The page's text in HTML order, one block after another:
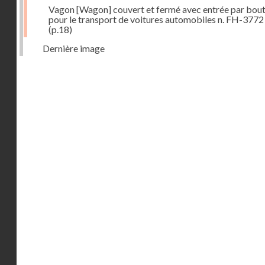
Vagon [Wagon] couvert et fermé avec entrée par
pour le transport de voitures automobiles n. FH-3772
(p.18)
Dernière image